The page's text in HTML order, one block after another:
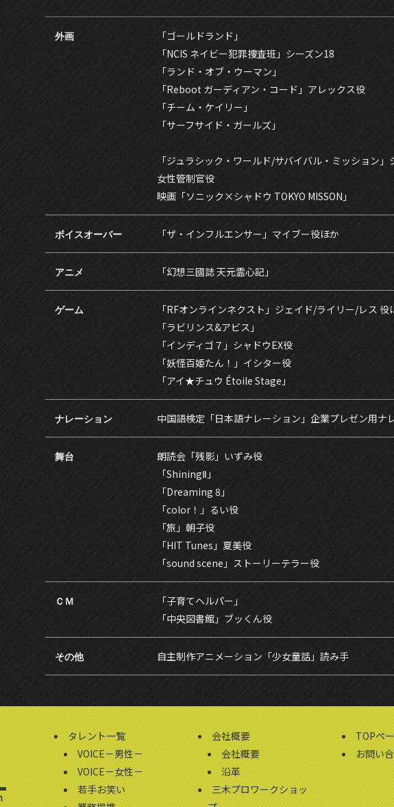
外画
「ゴールドランド」
「NCIS ネイビー犯罪捜査班」シーズン18
「ランド・オブ・ウーマン」
「Reboot ガーディアン・コード」アレックス役
「チーム・ケイリー」
「サーフサイド・ガールズ」
「ジュラシック・ワールド/サバイバル・ミッション」
女性管制官役
映画「ソニック×シャドウ TOKYO MISSON」
ボイスオーバー 「ザ・インフルエンサー」マイブー役ほか
アニメ 「幻想三國誌 天元霊心記」
ゲーム
「RFオンラインネクスト」ジェイド/ライリー/レス 役
「ラビリンス&アビス」
「インディゴ７」シャドウEX役
「妖怪百姫たん！」イシター役
「アイ★チュウ Étoile Stage」
ナレーション 中国語検定「日本語ナレーション」企業プレゼン用ナ
舞台
朗読会「残影」いずみ役
「ShiningⅡ」
「Dreaming 8」
「color！」るい役
「旅」朝子役
「HIT Tunes」夏美役
「sound scene」ストーリーテラー役
ＣＭ
「子育てヘルパー」
「中央図書館」ブッくん役
その他 自主制作アニメーション「少女童話」読み手
タレント一覧
VOICE－男性－
VOICE－女性－
若手お笑い
会社概要
会社概要
沿革
三木プロワークショッ
TOPペ
お問い